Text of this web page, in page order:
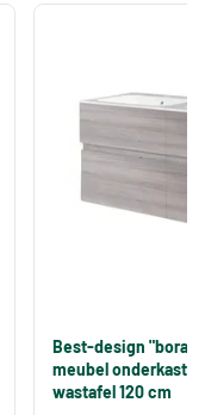
Best-design "bora-
meubel onderkast 4
wastafel 120 cm